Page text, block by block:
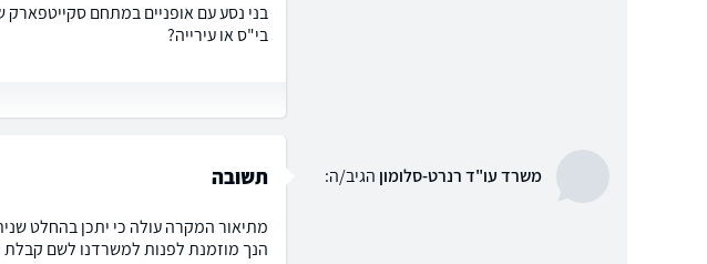
בני נסע עם אופניים במתחם
בי"ס או עירייה?
משרד עו"ד רנרט-סלומון הגיב/ה: תשובה
מתיאור המקרה עולה כי יתכן בהחלט
הנך מוזמנת לפנות למשרדנו לשם קבלת